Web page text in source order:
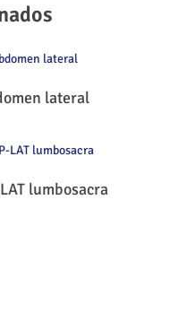
Leer Máslateral
Leer Más
lumbosacra